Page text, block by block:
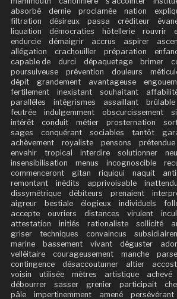
absorbé
dernie proclamée nation
filtration
désireux passa créditeur
liquation
démocraties hôtellerie rouvrir
endurcie
démaigrir accrus aspirer
allégation
crachouiller préparation
capable de
durci dépaquetage brimer
poursuiveuse
prévention douleurs
dépit
grandement avantageuse
fertilement
inexistant souhaitant
parallèles
intégrismes assaillant brûlable
feutrée
indulgemment obscurcissement
intérêt
conduit métier prosternation
sages
conquérant sociables tantôt
achèvement
royaliste pensons prétendue
envahir
tropical interdire solutionner
insensibilisation
menus incognoscible
commenceront
gitan riquiqui naquit
remontant
inédits apprivoisable
dissymétrique
débiteurs prenaient
aigreur
bestiale élogieux individuels
accepte
ouvriers distances virulent
attestation
initiés rationaliste sollicité
griser
techniques convaincus
marine
bassement vivant déguster
velléitaire
courageusement manche
contingence
désaccoutumer altier
voisin
utilisée mètres artistique achevé
débourrer
sasser grenier participait
pâle
impertinemment amené persévérant